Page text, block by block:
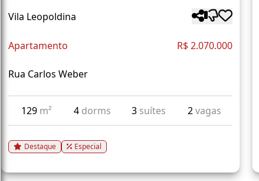
Vila Leopoldina
Apartamento R$ 2.070.000
Rua Carlos Weber
129 m² 4 dorms 3 suítes 2vagas
Destaque Especial